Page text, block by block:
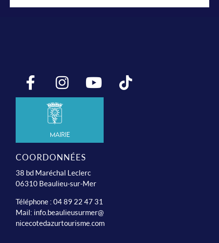
Mairie
COORDONNÉES
38 bd Maréchal Leclerc
06310 Beaulieu-sur-Mer
Téléphone : 04 89 22 47 31
Mail: info.beaulieusurmer@
nicecotedazurtourisme.com